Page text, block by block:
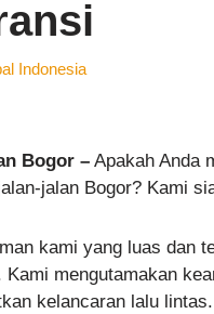
Indonesia
Bogor – Apakah Anda
jalan Bogor? Kami
kami yang luas dan
Kami mengutamakan
kelancaran lalu lintas.